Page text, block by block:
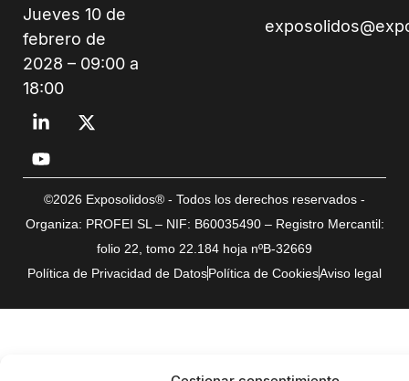
Jueves 10 de
febrero de
2028 – 09:00 a
18:00
©2026 Exposolidos® - Todos los derechos reservados -
Organiza: PROFEI SL – NIF: B60035490 – Registro Mercantil:
folio 22, tomo 22.184 hoja nºB-32669
Política de Privacidad de DatosPolítica de CookiesAviso legal